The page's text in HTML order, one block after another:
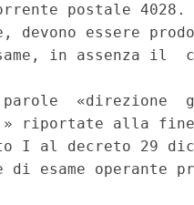
postale
devono essere
in assenza il
«direzione
riportate alla fine
I al decreto 29
di esame